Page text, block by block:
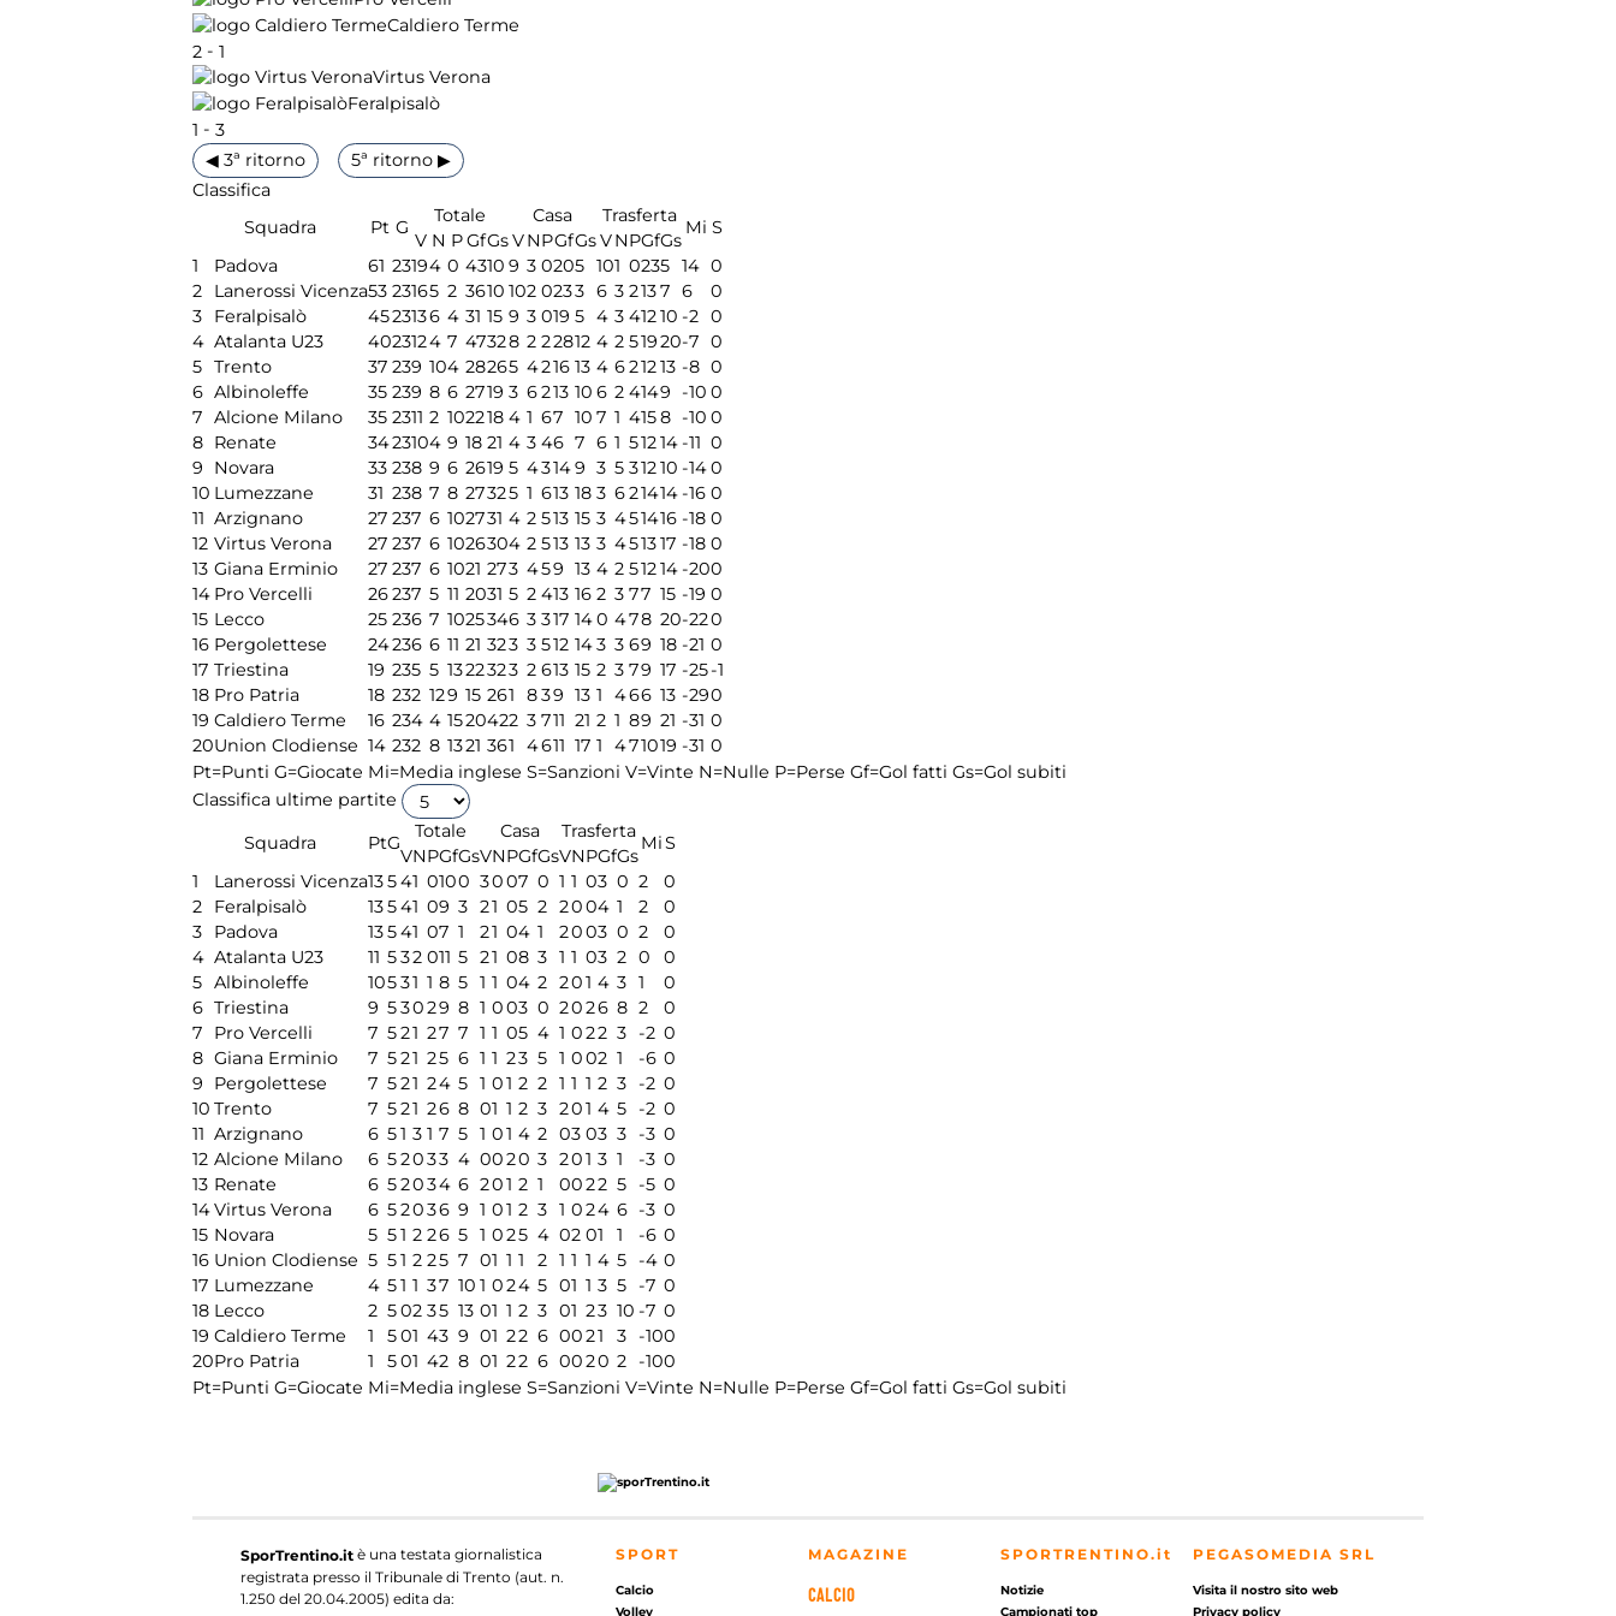
Caldiero Terme
2 - 1
Virtus Verona
Feralpisalò
1 - 3
◀ 3ª ritorno
5ª ritorno ▶
Classifica
Squadra
Pt G
Totale Casa Trasferta
Mi S
V N PGfGsVNPGfGsVNPGfGs
1
Padova 61 23194 0 4310 9 3 0205 101 0235 14 0
2
Lanerossi Vicenza53 23165 2 3610 102 0233 6 3 2137 6
0
3
Feralpisalò 4523136 4 31 15 9 3 019 5 4 3 41210 -2 0
4 Atalanta U23 4023124 7 47328 2 22812 4 2 51920-7 0
5 Trento 37 239 104 28265 4216 13 4 621213 -8 0
6 Albinoleffe 35 239 8 6 2719 3 6213 10 6 2 4149 -10 0
7 Alcione Milano 35 2311 2 102218 4 1 67 10 7 1 4158 -10 0
8 Renate 3423104 9 18 21 4 3 46 7 6 1 51214 -11 0
9
Novara 33 238 9 6 2619 5 43149 3 5 31210 -140
10 Lumezzane 31 238 7 8 27325 1 613 18 3 621414 -16 0
11 Arzignano 27 237 6 102731 4 2 513 15 3 451416 -18 0
12 Virtus Verona 27 237 6 1026304 2 513 13 3 451317 -18 0
13 Giana Erminio 27 237 6 1021 273 459 13 4 2 51214 -200
14 Pro Vercelli 26237 5 11 2031 5 2 413 16 2 3 77 15 -19 0
15 Lecco 25 236 7 1025346 3 317 140 478 20-220
16 Pergolettese 24236 6 11 21 323 3 512 143 3 69 18 -21 0
17 Triestina 19 235 5 1322323 2 613 15 2 3 79 17 -25-1
18 Pro Patria 18 232 129 15 261 839 13 1 466 13 -290
19 Caldiero Terme 16 234 4 1520422 3 711 21 2 1 89 21 -31 0
20Union Clodiense 14 232 8 1321 361 4611 17 1 471019 -31 0
Pt=Punti G=Giocate Mi=Media inglese S=Sanzioni V=Vinte N=Nulle P=Perse Gf=Gol fatti Gs=Gol subiti
Classifica ultime partite
Squadra
PtG
Totale Casa Trasferta
MiS
VNPGfGsVNPGfGsVNPGfGs
1
Lanerossi Vicenza13541 0100 3007 0 1 1 03 0 2
0
2
Feralpisalò 13541 09 3 21 05 2 2004 1 2
0
3
Padova 13541 07 1 21 04 1 2003 0 2
0
4 Atalanta U23 11 532 011 5 21 08 3 1 1 03 2 0
0
5 Albinoleffe 10531 1 8 5 1 1 04 2 201 4 3 1
0
6 Triestina 9 53029 8 1 003 0 2026 8 2
0
7
Pro Vercelli 7 521 27 7 1 1 05 4 1 022 3 -2 0
8 Giana Erminio 7 521 25 6 1 1 23 5 1 002 1 -6 0
9
Pergolettese 7 521 24 5 1 01 2 2 1 1 1 2 3 -2 0
10 Trento 7 521 26 8 01 1 2 3 201 4 5 -2 0
11 Arzignano 6 51 3 1 7 5 1 01 4 2 03 03 3 -3 0
12 Alcione Milano 6 52033 4 0020 3 201 3 1 -3 0
13 Renate 6 52034 6 201 2 1 0022 5 -5 0
14Virtus Verona 6 52036 9 1 01 2 3 1 024 6 -3 0
15 Novara 5 51 2 26 5 1 025 4 02 01 1 -6 0
16 Union Clodiense 5 51 2 25 7 01 1 1 2 1 1 1 4 5 -4 0
17 Lumezzane 4 51 1 37 10 1 024 5 01 1 3 5 -7 0
18 Lecco 2 502 35 13 01 1 2 3 01 23 10 -7 0
19 Caldiero Terme 1 501 43 9 01 22 6 0021 3 -100
20Pro Patria 1 501 42 8 01 22 6 0020 2 -100
Pt=Punti G=Giocate Mi=Media inglese S=Sanzioni V=Vinte N=Nulle P=Perse Gf=Gol fatti Gs=Gol subiti
SporTrentino.it è una testata giornalistica
registrata presso il Tribunale di Trento (aut. n.
1.250 del 20.04.2005) edita da:
SPORT
Calcio
Volley
MAGAZINE
CALCIO
SPORTRENTINO.it
Notizie
Campionati top
PEGASOMEDIA SRL
Visita il nostro sito web
Privacy policy